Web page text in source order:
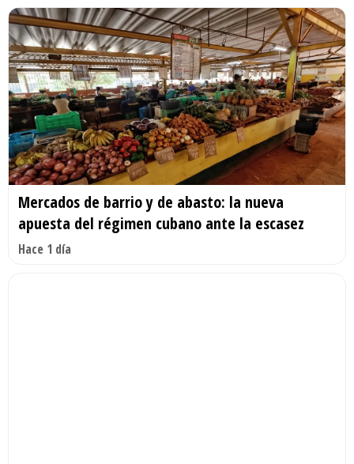
Mercados de barrio y de abasto: la nueva
apuesta del régimen cubano ante la escasez
Hace 1 día